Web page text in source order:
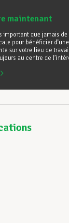
maintenant
important que jamais
pour bénéficier
sur votre lieu de
au centre de